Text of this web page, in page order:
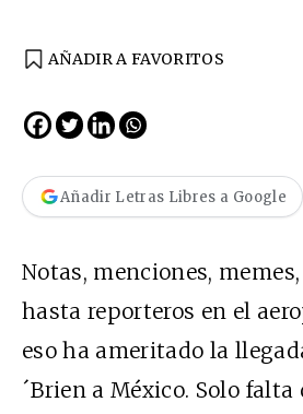
AÑADIR A FAVORITOS
Añadir Letras Libres a Google
Notas, menciones,
hasta reporteros en el
eso ha ameritado la
´Brien a México. Solo